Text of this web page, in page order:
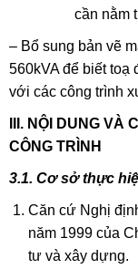
cần nằm
– Bổ sung bản vẽ
560kVA để biết toạ
với các công trình
III. NỘI DUNG
CÔNG TRÌNH
3.1. Cơ sở thực
Căn cứ Nghị
năm 1999 của
tư và xây dựng.